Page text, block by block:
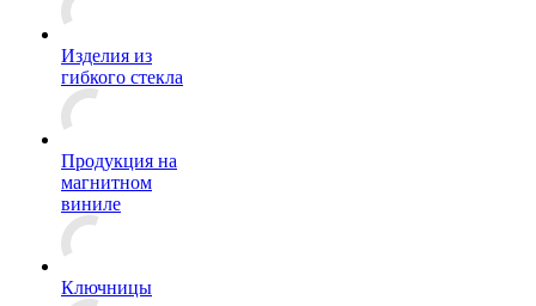
Изделия из
гибкого стекла
Продукция на
магнитном
виниле
Ключницы